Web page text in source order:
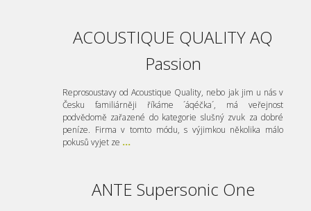
ACOUSTIQUE QUALITY AQ
Passion
Reprosoustavy od Acoustique Quality, nebo jak jim u nás v
Česku familiárněji říkáme ´áqéčka´, má veřejnost
podvědomě zařazené do kategorie slušný zvuk za dobré
peníze. Firma v tomto módu, s výjimkou několika málo
pokusů vyjet ze ...
ANTE Supersonic One